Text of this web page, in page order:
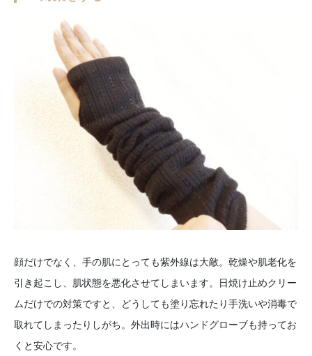
顔だけでなく、手の肌にとっても紫外線は大敵。乾燥や肌老化を
引き起こし、肌状態を悪化させてしまいます。日焼け止めクリー
ムだけでの対策ですと、どうしても塗り忘れたり手洗いや消毒で
取れてしまったりしがち。外出時にはハンドグローブも持ってお
くと安心です。